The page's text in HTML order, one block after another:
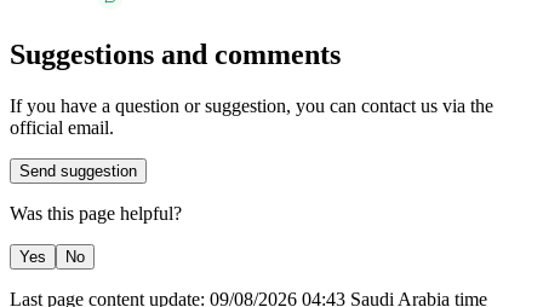
Suggestions and comments
If you have a question or suggestion, you can contact us via the
official email.
Send suggestion
Was this page helpful?
Yes No
Last page content update: 09/08/2026 04:43 Saudi Arabia time